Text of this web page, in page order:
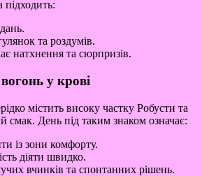
підходить:
та роздумів.
натхнення та сюрпризів.
у крові
містить високу частку Робусти та
смак. День під таким знаком означає:
із зони комфорту.
діяти швидко.
вчинків та спонтанних рішень.